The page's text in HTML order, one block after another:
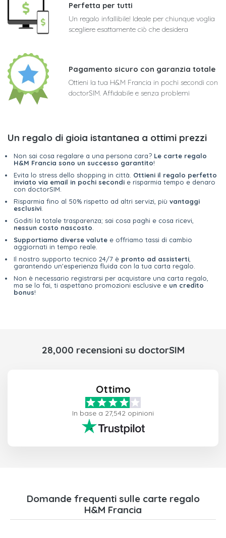
Perfetta per tutti
Un regalo infallibile! Ideale per chiunque voglia
scegliere esattamente ciò che desidera
Pagamento sicuro con garanzia totale
Ottieni la tua H&M Francia in pochi secondi con
doctorSIM. Affidabile e senza problemi
Un regalo di gioia istantanea a ottimi prezzi
Non sai cosa regalare a una persona cara? Le carte regalo
H&M Francia sono un successo garantito!
Evita lo stress dello shopping in città. Ottieni il regalo perfetto
inviato via email in pochi secondi e risparmia tempo e denaro
con doctorSIM.
Risparmia fino al 50% rispetto ad altri servizi, più vantaggi
esclusivi
Goditi la totale trasparenza; sai cosa paghi e cosa ricevi,
nessun costo nascosto
Supportiamo diverse valute e offriamo tassi di cambio
aggiornati in tempo reale.
Il nostro supporto tecnico 24/7 è pronto ad assisterti
garantendo un'esperienza fluida con la tua carta regalo.
Non è necessario registrarsi per acquistare una carta regalo,
ma se lo fai, ti aspettano promozioni esclusive e un credito
bonus!
28,000 recensioni su doctorSIM
Ottimo
In base a 27,542 opinioni
Domande frequenti sulle carte regalo
H&M Francia